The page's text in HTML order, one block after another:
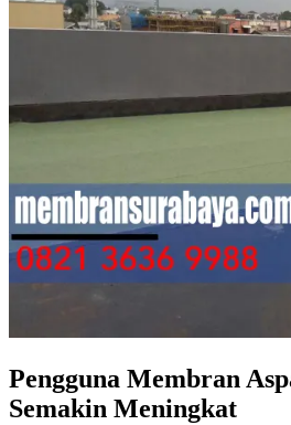
Pengguna Membran
Semakin Meningkat